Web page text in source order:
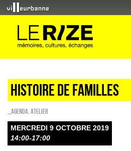
Histoire de familles
_Agenda Atelier
MERCREDI 9 OCTOBRE 2019
14:00-17:00